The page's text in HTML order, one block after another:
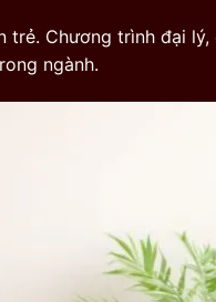
Chương trình đại
ngành.